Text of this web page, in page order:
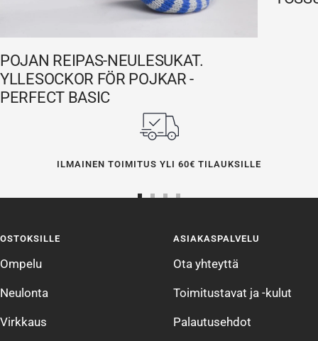
POJAN REIPAS-NEULESUKAT.
YLLESOCKOR FÖR POJKAR -
PERFECT BASIC
ILMAINEN TOIMITUS YLI 60€ TILAUKSILLE
4
OSTOKSILLE
Ompelu
Neulonta
Virkkaus
ASIAKASPALVELU
Ota yhteyttä
Toimitustavat ja -kulut
Palautusehdot